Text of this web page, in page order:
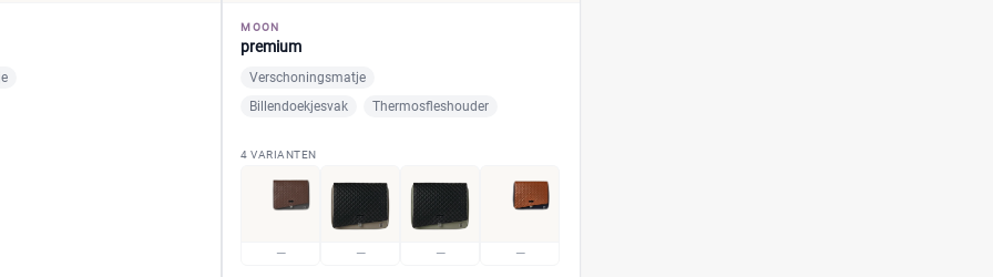
MOON
premium
Verschoningsmatje
Billendoekjesvak
Thermosfleshouder
4 VARIANTEN
— — — —